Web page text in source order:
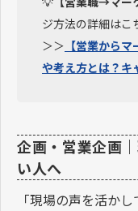
ジ方法の詳細はこ
＞＞ 【営業から
や考え方とは？キ
企画・営業企画
い人へ
「現場の声を活か